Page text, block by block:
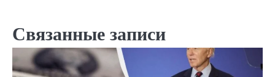
Связанные записи